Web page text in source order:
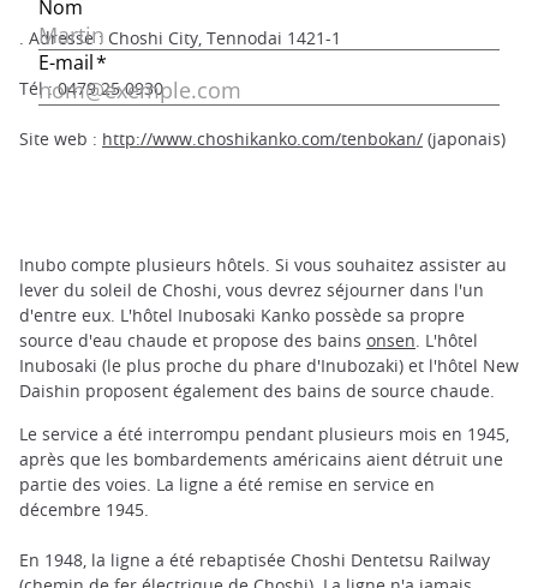
. Adresse : Choshi City, Tennodai 1421-1
Tél : 0479 25 0930
Site web : http://www.choshikanko.com/tenbokan/ (japonais)
Inubo compte plusieurs hôtels. Si vous souhaitez assister au
lever du soleil de Choshi, vous devrez séjourner dans l'un
d'entre eux. L'hôtel Inubosaki Kanko possède sa propre
source d'eau chaude et propose des bains onsen. L'hôtel
Inubosaki (le plus proche du phare d'Inubozaki) et l'hôtel New
Daishin proposent également des bains de source chaude.
Le service a été interrompu pendant plusieurs mois en 1945,
après que les bombardements américains aient détruit une
partie des voies. La ligne a été remise en service en
décembre 1945.
En 1948, la ligne a été rebaptisée Choshi Dentetsu Railway